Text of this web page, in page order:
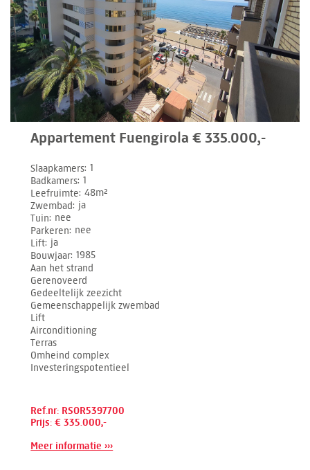
Appartement Fuengirola € 335.000,-
Slaapkamers 1
Badkamers 1
Leefruimte 48m²
Zwembad ja
Tuin nee
Parkeren nee
Lift ja
Bouwjaar 1985
Aan het strand
Gerenoveerd
Gedeeltelijk zeezicht
Gemeenschappelijk zwembad
Lift
Airconditioning
Terras
Omheind complex
Investeringspotentieel
Ref.nr: RSOR5397700
Prijs: € 335.000,-
Meer informatie ›››